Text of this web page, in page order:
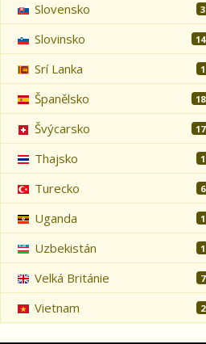
Slovensko 3
Slovinsko 14
Srí Lanka 1
Španělsko 18
Švýcarsko 17
Thajsko 1
Turecko 6
Uganda 1
Uzbekistán 1
Velká Británie 7
Vietnam 2